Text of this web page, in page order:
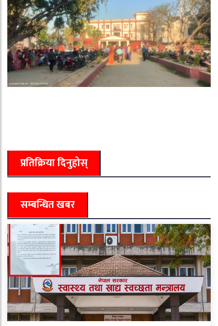
प्रतिक्रिया दिनुहोस्
सम्बन्धित खबर